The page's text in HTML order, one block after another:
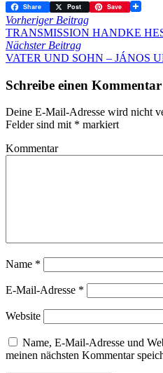
Share Post Save
Vorheriger Beitrag
TRANSMISSION HANDKE
Nächster Beitrag
VATER UND SOHN – JÁNOS
Schreibe einen Kommentar
Deine E-Mail-Adresse wird nicht
Felder sind mit * markiert
Kommentar
Name *
E-Mail-Adresse *
Website
Name, E-Mail-Adresse und
meinen nächsten Kommentar